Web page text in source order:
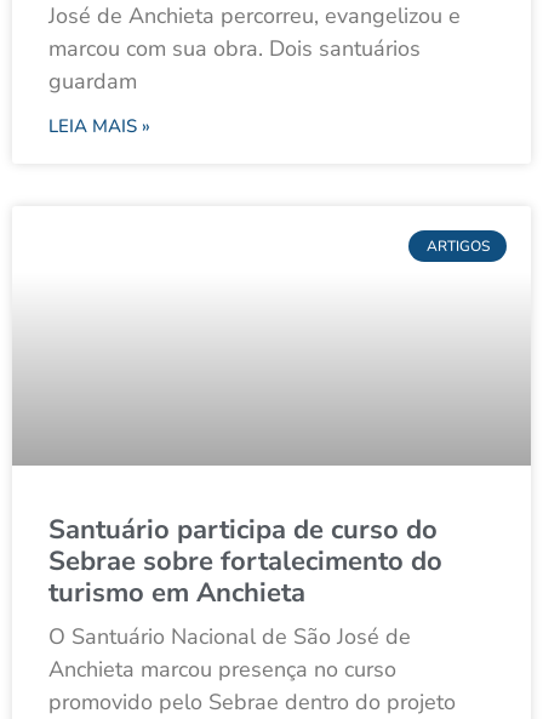
José de Anchieta percorreu, evangelizou e
marcou com sua obra. Dois santuários
guardam
LEIA MAIS »
ARTIGOS
Santuário participa de curso do
Sebrae sobre fortalecimento do
turismo em Anchieta
O Santuário Nacional de São José de
Anchieta marcou presença no curso
promovido pelo Sebrae dentro do projeto